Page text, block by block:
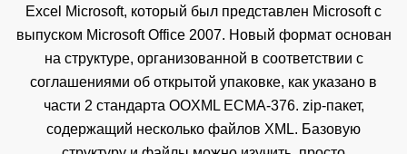
Excel Microsoft, который был представлен Microsoft с
выпуском Microsoft Office 2007. Новый формат основан
на структуре, организованной в соответствии с
соглашениями об открытой упаковке, как указано в
части 2 стандарта OOXML ECMA-376. zip-пакет,
содержащий несколько файлов XML. Базовую